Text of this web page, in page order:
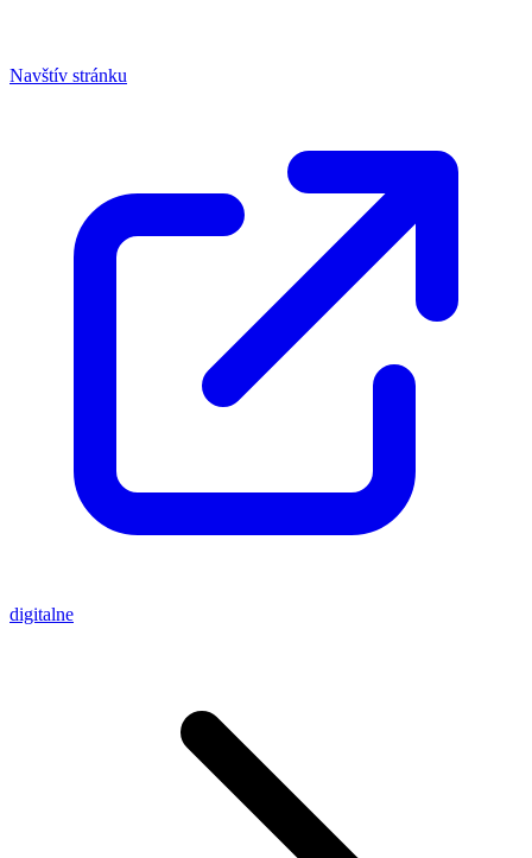
Navštív stránku
digitalne